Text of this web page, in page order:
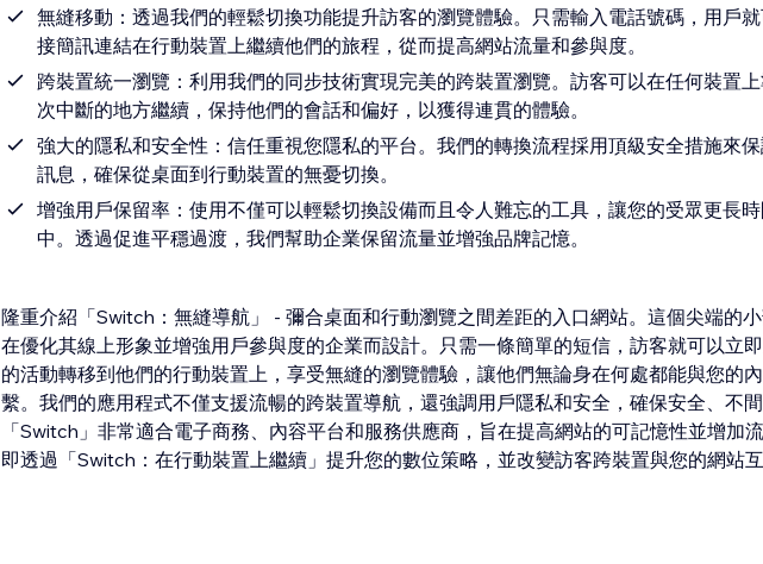
無縫移動：透過我們的輕鬆切換功能提升訪客的瀏覽體驗。只需輸入電話號碼，用戶
接簡訊連結在行動裝置上繼續他們的旅程，從而提高網站流量和參與度。
跨裝置統一瀏覽：利用我們的同步技術實現完美的跨裝置瀏覽。訪客可以在任何裝置
次中斷的地方繼續，保持他們的會話和偏好，以獲得連貫的體驗。
強大的隱私和安全性：信任重視您隱私的平台。我們的轉換流程採用頂級安全措施來
訊息，確保從桌面到行動裝置的無憂切換。
增強用戶保留率：使用不僅可以輕鬆切換設備而且令人難忘的工具，讓您的受眾更長
中。透過促進平穩過渡，我們幫助企業保留流量並增強品牌記憶。
隆重介紹「Switch：無縫導航」 - 彌合桌面和行動瀏覽之間差距的入口網站。這個尖端的
在優化其線上形象並增強用戶參與度的企業而設計。只需一條簡單的短信，訪客就可以立
的活動轉移到他們的行動裝置上，享受無縫的瀏覽體驗，讓他們無論身在何處都能與您的
繫。我們的應用程式不僅支援流暢的跨裝置導航，還強調用戶隱私和安全，確保安全、不間
「Switch」非常適合電子商務、內容平台和服務供應商，旨在提高網站的可記憶性並增加
即透過「Switch：在行動裝置上繼續」提升您的數位策略，並改變訪客跨裝置與您的網站互